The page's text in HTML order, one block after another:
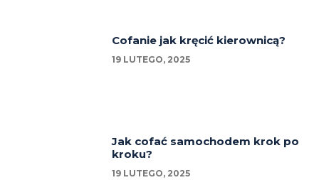
Cofanie jak kręcić kierownicą?
19 LUTEGO, 2025
Jak cofać samochodem krok po
kroku?
19 LUTEGO, 2025